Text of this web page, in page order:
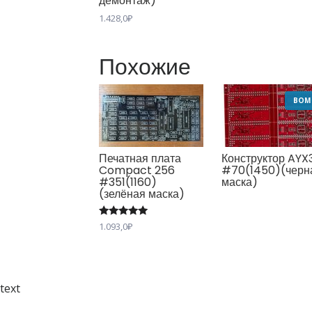
1.428,0₽
Похожие
Печатная плата
Compact 256
#351(1160)
(зелёная маска)
Оценка
1.093,0₽
BOM
Конструктор
маска)
text